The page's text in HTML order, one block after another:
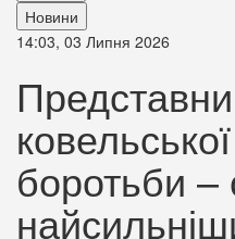
Новини
14:03, 03 Липня 2026
боротьби –